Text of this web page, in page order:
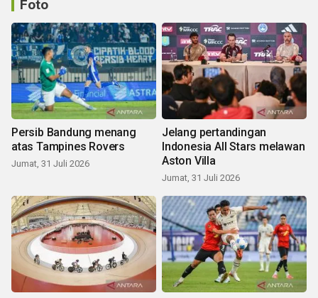
Foto
Persib Bandung menang
atas Tampines Rovers
Jumat, 31 Juli 2026
Jelang pertandingan
Indonesia All Stars melawan
Aston Villa
Jumat, 31 Juli 2026